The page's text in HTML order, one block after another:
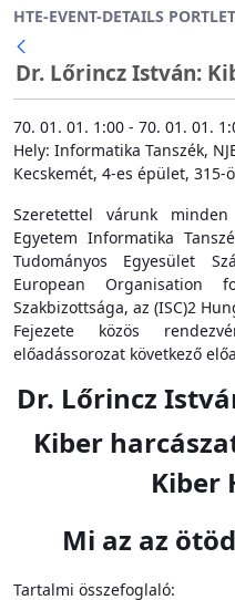
Ugrás a fő tartalomhoz
HTE-EVENT-DETAILS PORTLET
Vissza
Dr. Lőrincz István:
70. 01. 01. 1:00 - 70. 01. 01.
Hely: Informatika Tanszék,
Kecskemét, 4-es épület, 315-
Szeretettel várunk
Egyetem Informatika
Tudományos Egyesület
European Organisation
Szakbizottsága, az (ISC)2
Fejezete közös
előadássorozat következő
Dr. Lőrincz
Kiber
Kiber
Mi az az
Tartalmi összefoglaló: